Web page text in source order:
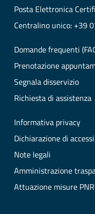
Posta Elettronica
Centralino unico: +39
Domande frequenti
Prenotazione
Segnala disservizio
Richiesta di assistenza
Informativa privacy
Dichiarazione di
Note legali
Amministrazione
Attuazione misure